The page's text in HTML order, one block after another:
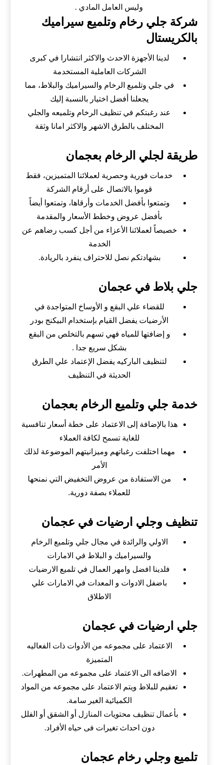
وليس العامل المادي .
شركة جلي رخام وتلميع سيراميك
بالكريستال
لدينا الأجهزة الاحدث والاكثر انتشارا في كبرى
الشركات العاملية المستخدمة
في جلي وتلميع الرخام والسيراميك والبلاط، مما
يجعلنا أفضل اختيار بالنسبة إليك
عند رغبتكم في تنظيف الرخام وتلميعه والجلي
المختلف بالطرق الاشهر والاكثر امانا وثقة
طريقة لجلي الرخام بعجمان
خدمات فورية وحصرية لعملائنا المتميزين، فقط
قوموا بالاتصال على أرقام الشركة
وتمتعوا بأفضل الخدمات وأرقاها، وتمتعوا أيضاً
بأفضل عروض وخطط الأسعار والمقدمة
خصيصاً لعملائنا الأعزاء من أجل كسب رضاهم عن
الخدمة
بشهادتكم نصل للاحتراف ينفرد بالريادة.
جلي بلاط في عجمان
للقضاء علي البقع و الأوساخ المتواجدة في
الأرضيات يفضل القيام بإستخدام البيكنج بودر
و إضافتها للمياه فهي تسهم بالتخلص من البقع
بشكل سريع جدا .
لتنظيف الباركيه يفضل الإعتماد علي الطرق
الحديثة في التنظيف
خدمة جلي وتلميع الرخام بعجمان
هذا بالإضافة إلى الاعتماد على خطة أسعار تنافسية
للغاية تسمح لكافة العملاء
مهما اختلفت رغباتهم وميزانيتهم الموضوعة لذلك
الأمر
من الاستفادة من عروض التخفيض التي نمنحها
للعملاء بصفة دورية.
تنظيف وجلي ارضيات في عجمان
الاولي والرائدة في مجال جلي وتلميع الرخام
والسيراميك و البلاط في الامارات
فلدينا افضل وامهر العمال في تلميع الارضيات
باضفل الادوات و المعدات في الامارات علي
الاطلاق
جلي ارضيات في عجمان
الاعتماد على مجموعه من الأدوات ذات الفعاليه
المتميزة
الاضافه الى الاعتماد على مجموعه من المطهرات.
تعقيم للبلاط ويتم الاعتماد على مجموعه من المواد
الكميائية الغير سامة.
بأعمال تنظيف محتويات المنازل أو الشقق أو الفلل
دون احداث تغيرات فى حياه الأفراد.
تلميع وجلي رخام عجمان